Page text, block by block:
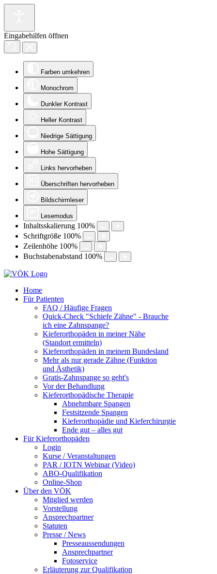
Eingabehilfen öffnen
Farben umkehren
Monochrom
Dunkler Kontrast
Heller Kontrast
Niedrige Sättigung
Hohe Sättigung
Links hervorheben
Überschriften hervorheben
Bildschirmleser
Lesemodus
Inhaltsskalierung 100%
Schriftgröße 100%
Zeilenhöhe 100%
Buchstabenabstand 100%
Home
Für Patienten
FAQ / Häufige Fragen
Quick-Check "Schiefe Zähne" - Brauche
ich eine Zahnspange?
Kieferorthopäden in meiner Nähe
(Standort ermitteln)
Kieferorthopäden in meinem Bundesland
Mehr als nur gerade Zähne (Funktion
und Ästhetik)
Gratis-Zahnspange so geht's
Vor der Behandlung
Kieferorthopädische Therapie
Abnehmbare Spangen
Festsitzende Spangen
Kieferorthopädie und Kieferchirurgie
Ende gut – alles gut
Für Kieferorthopäden
Login
Kurse / Veranstaltungen
PAR / IOTN Webinar (Video)
ABO-Qualifikation
Online-Shop
Über den VÖK
Mitglied werden
Vorstellung
Ansprechpartner
Statuten
Presse / News
Presseaussendungen
Ansprechpartner
Fotoservice
Erläuterung zur Qualifikation